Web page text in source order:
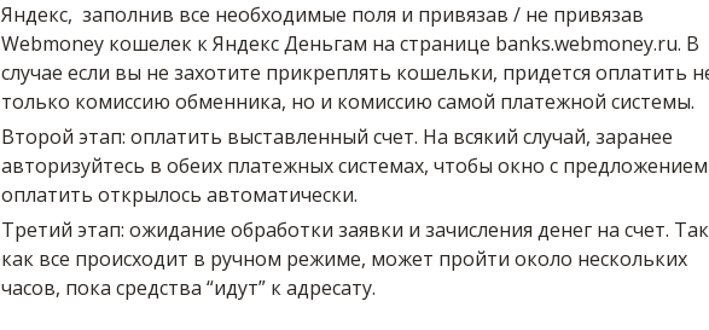
Яндекс, заполнив все необходимые поля и привязав / не привязав
Webmoney кошелек к Яндекс Деньгам на странице banks.webmoney.ru. В
случае если вы не захотите прикреплять кошельки, придется оплатить
только комиссию обменника, но и комиссию самой платежной системы.
Второй этап: оплатить выставленный счет. На всякий случай, заранее
авторизуйтесь в обеих платежных системах, чтобы окно с предложением
оплатить открылось автоматически.
Третий этап: ожидание обработки заявки и зачисления денег на счет. Так
как все происходит в ручном режиме, может пройти около нескольких
часов, пока средства “идут” к адресату.